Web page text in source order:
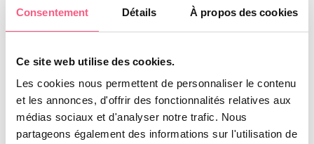
Consentement Détails À propos des cookies
Ce site web utilise des cookies.
Les cookies nous permettent de personnaliser le contenu
et les annonces, d'offrir des fonctionnalités relatives aux
médias sociaux et d'analyser notre trafic. Nous
partageons également des informations sur l'utilisation de
• Integración sumergida, en superficie o fuera de
• Mecánica especial, doble motorización,
cubiertas múltiples.
• Dominio de todas las técnicas de instalación.